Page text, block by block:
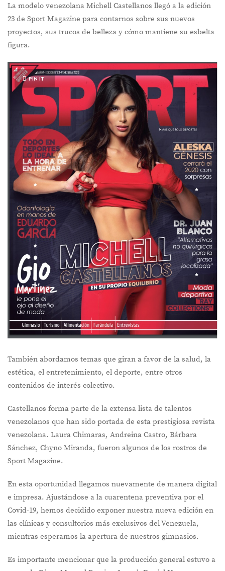
La modelo venezolana Michell Castellanos llegó a la edición
23 de Sport Magazine para contarnos sobre sus nuevos
proyectos, sus trucos de belleza y cómo mantiene su esbelta
figura.
PIN IT
También abordamos temas que giran a favor de la salud, la
estética, el entretenimiento, el deporte, entre otros
contenidos de interés colectivo.
Castellanos forma parte de la extensa lista de talentos
venezolanos que han sido portada de esta prestigiosa revista
venezolana. Laura Chimaras, Andreina Castro, Bárbara
Sánchez, Chyno Miranda, fueron algunos de los rostros de
Sport Magazine.
En esta oportunidad llegamos nuevamente de manera digital
e impresa. Ajustándose a la cuarentena preventiva por el
Covid-19, hemos decidido exponer nuestra nueva edición en
las clínicas y consultorios más exclusivos del Venezuela,
mientras esperamos la apertura de nuestros gimnasios.
Es importante mencionar que la producción general estuvo a